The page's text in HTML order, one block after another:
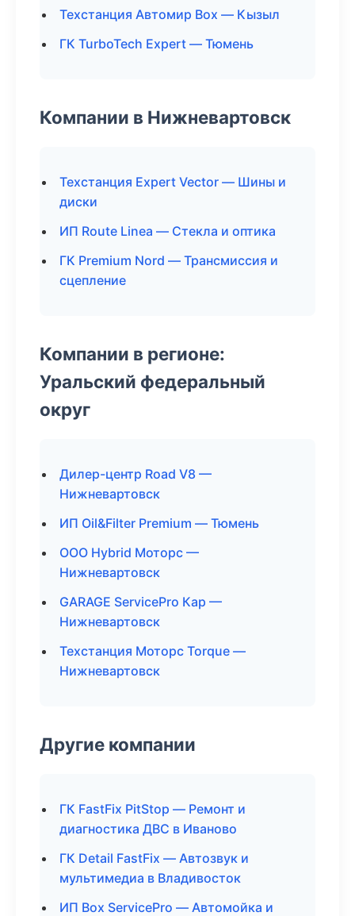
Техстанция Автомир Box — Кызыл
ГК TurboTech Expert — Тюмень
Компании в Нижневартовск
Техстанция Expert Vector — Шины и
диски
ИП Route Linea — Стекла и оптика
ГК Premium Nord — Трансмиссия и
сцепление
Компании в регионе:
Уральский федеральный
округ
Дилер-центр Road V8 —
Нижневартовск
ИП Oil&Filter Premium — Тюмень
ООО Hybrid Моторс —
Нижневартовск
GARAGE ServicePro Кар —
Нижневартовск
Техстанция Моторс Torque —
Нижневартовск
Другие компании
ГК FastFix PitStop — Ремонт и
диагностика ДВС в Иваново
ГК Detail FastFix — Автозвук и
мультимедиа в Владивосток
ИП Box ServicePro — Автомойка и